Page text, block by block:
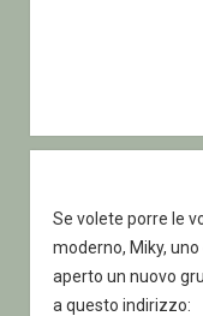
Se volete porre le
moderno, Miky,
aperto un nuovo
a questo indirizzo: